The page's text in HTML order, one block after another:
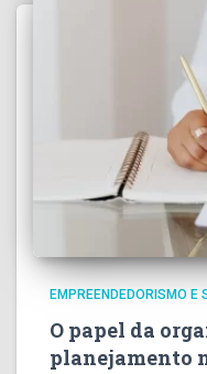
EMPREENDEDORISMO E
O papel da
planejamento